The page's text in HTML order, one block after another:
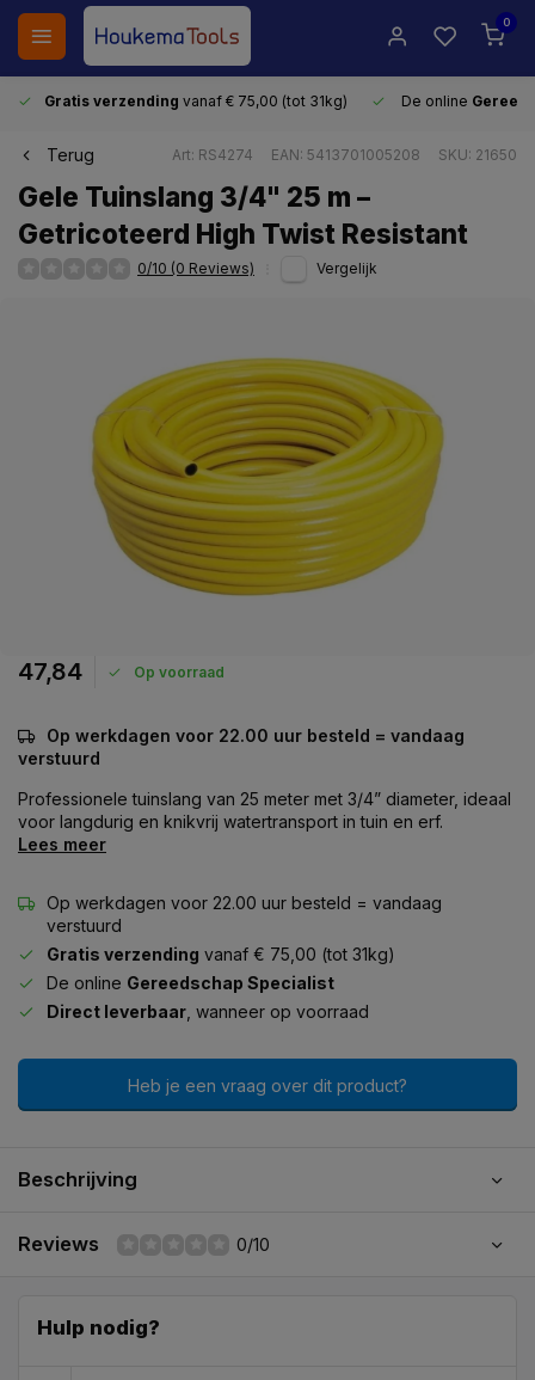
0
Gratis verzending vanaf € 75,00 (tot 31kg) De online
Terug Art: RS4274 EAN: 5413701005208 SKU: 21650
Gele Tuinslang 3/4" 25 m –
Getricoteerd High Twist Resistant
0/10 (0 Reviews) Vergelijk
47,84 Op voorraad
Op werkdagen voor 22.00 uur besteld = vandaag
verstuurd
Professionele tuinslang van 25 meter met 3/4” diameter, ideaal
voor langdurig en knikvrij watertransport in tuin en erf.
Lees meer
Op werkdagen voor 22.00 uur besteld = vandaag
verstuurd
Gratis verzending vanaf € 75,00 (tot 31kg)
De online Gereedschap Specialist
Direct leverbaar , wanneer op voorraad
Heb je een vraag over dit product?
Beschrijving
Reviews 0/10
Hulp nodig?